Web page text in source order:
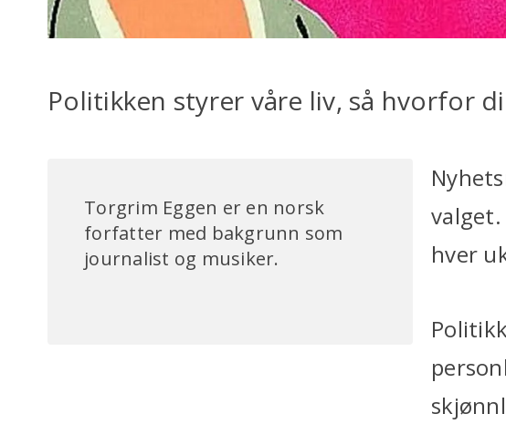
Politikken styrer våre liv, så hvorfor
valget.
hver
Torgrim Eggen er en norsk
forfatter med bakgrunn som
journalist og musiker.